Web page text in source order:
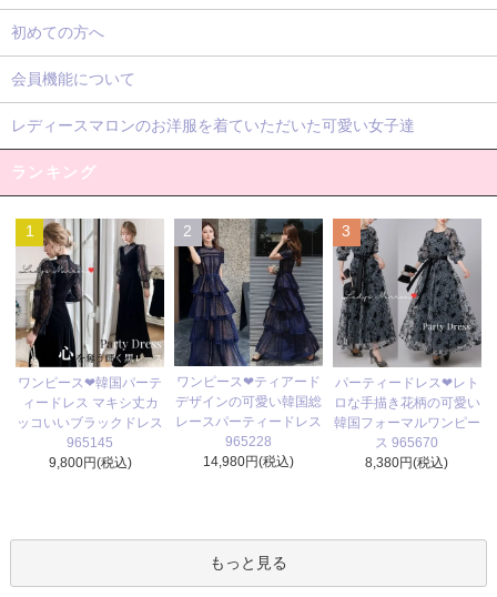
初めての方へ
会員機能について
レディースマロンのお洋服を着ていただいた可愛い女子達
ランキング
1
ワンピース❤韓国パーテ
ィードレス マキシ丈カ
ッコいいブラックドレス
965145
9,800円(税込)
2
ワンピース❤ティアード
デザインの可愛い韓国総
レースパーティードレス
965228
14,980円(税込)
3
パーティードレス❤レト
ロな手描き花柄の可愛い
韓国フォーマルワンピー
ス 965670
8,380円(税込)
もっと見る